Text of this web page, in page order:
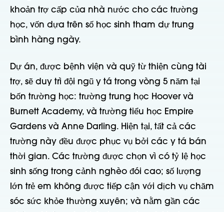
khoản trợ cấp của nhà nước cho các trường
học, vốn dựa trên số học sinh tham dự trung
bình hàng ngày.
Dự án, được bệnh viện và quỹ từ thiện cùng tài
trợ, sẽ duy trì đội ngũ y tá trong vòng 5 năm tại
bốn trường học: trường trung học Hoover và
Burnett Academy, và trường tiểu học Empire
Gardens và Anne Darling. Hiện tại, tất cả các
trường này đều được phục vụ bởi các y tá bán
thời gian. Các trường được chọn vì có tỷ lệ học
sinh sống trong cảnh nghèo đói cao; số lượng
lớn trẻ em không được tiếp cận với dịch vụ chăm
sóc sức khỏe thường xuyên; và nằm gần các